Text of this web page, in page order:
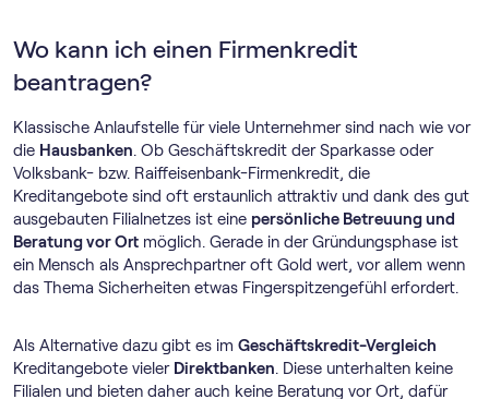
Wo kann ich einen Firmenkredit
beantragen?
Klassische Anlaufstelle für viele Unternehmer sind nach wie vor
die Hausbanken. Ob Geschäftskredit der Sparkasse oder
Volksbank- bzw. Raiffeisenbank-Firmenkredit, die
Kreditangebote sind oft erstaunlich attraktiv und dank des gut
ausgebauten Filialnetzes ist eine persönliche Betreuung und
Beratung vor Ort möglich. Gerade in der Gründungsphase ist
ein Mensch als Ansprechpartner oft Gold wert, vor allem wenn
das Thema Sicherheiten etwas Fingerspitzengefühl erfordert.
Als Alternative dazu gibt es im Geschäftskredit-Vergleich
Kreditangebote vieler Direktbanken. Diese unterhalten keine
Filialen und bieten daher auch keine Beratung vor Ort, dafür